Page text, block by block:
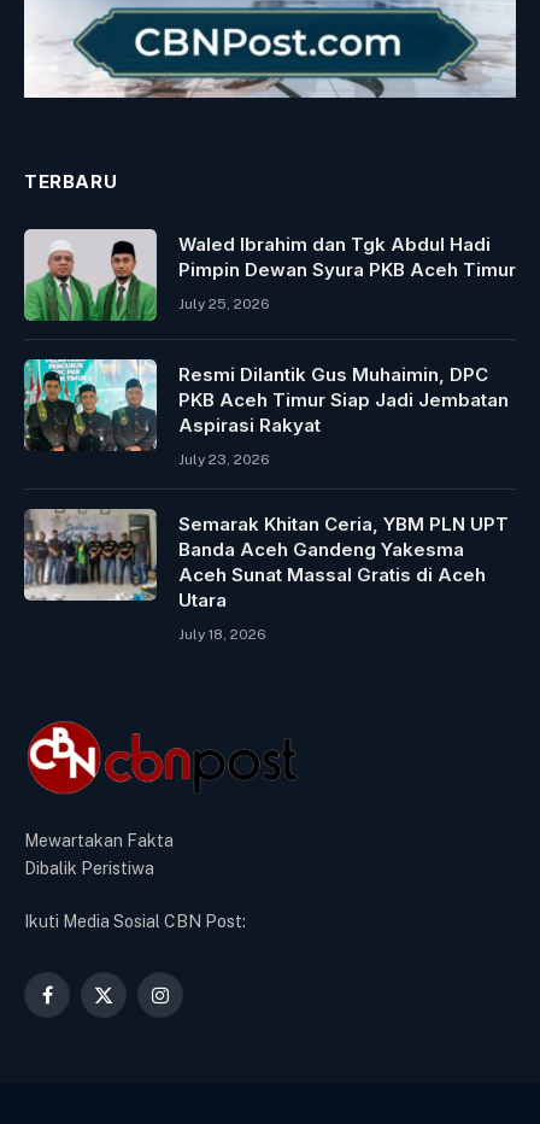
TERBARU
Waled Ibrahim dan Tgk Abdul Hadi
Pimpin Dewan Syura PKB Aceh Timur
July 25, 2026
Resmi Dilantik Gus Muhaimin, DPC
PKB Aceh Timur Siap Jadi Jembatan
Aspirasi Rakyat
July 23, 2026
Semarak Khitan Ceria, YBM PLN UPT
Banda Aceh Gandeng Yakesma
Aceh Sunat Massal Gratis di Aceh
Utara
July 18, 2026
Mewartakan Fakta
Dibalik Peristiwa
Ikuti Media Sosial CBN Post:
Facebook
X
Instagram